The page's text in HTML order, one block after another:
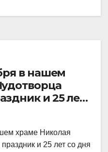
в нашем
и 25 лет
храме Николая
и 25 лет со дня